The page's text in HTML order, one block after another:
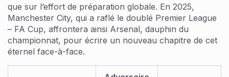
que sur l’effort de préparation globale. En 2025,
Manchester City, qui a raflé le doublé Premier League
– FA Cup, affrontera ainsi Arsenal, dauphin du
championnat, pour écrire un nouveau chapitre de cet
éternel face-à-face.